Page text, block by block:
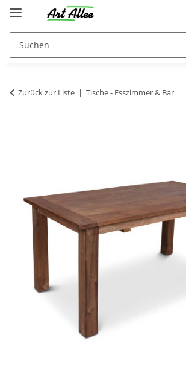
Zurück zur Liste Tische - Esszimmer & Bar